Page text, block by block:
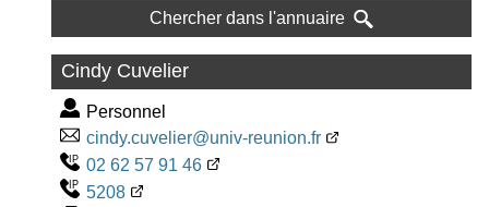
Chercher dans l'annuaire
Cindy Cuvelier
Personnel
cindy.cuvelier@univ-reunion.fr
02 62 57 91 46
5208